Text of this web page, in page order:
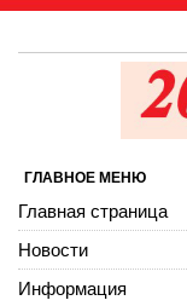
ГЛАВНОЕ МЕНЮ
Главная страница
Новости
Информация